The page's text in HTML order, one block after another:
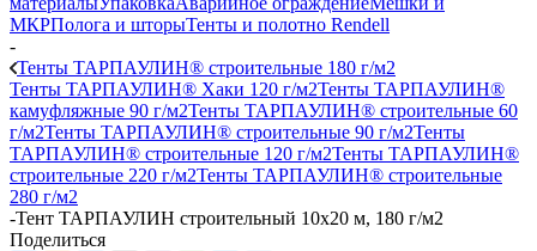
МКРПолога и шторыТенты и полотно Rendell
-
Тенты ТАРПАУЛИН® строительные 180 г/м2
Тенты ТАРПАУЛИН® Хаки 120 г/м2Тенты ТАРПАУЛИН®
камуфляжные 90 г/м2Тенты ТАРПАУЛИН® строительные 60
г/м2Тенты ТАРПАУЛИН® строительные 90 г/м2Тенты
ТАРПАУЛИН® строительные 120 г/м2Тенты ТАРПАУЛИН®
строительные 220 г/м2Тенты ТАРПАУЛИН® строительные
280 г/м2
-Тент ТАРПАУЛИН строительный 10х20 м, 180 г/м2
Поделиться